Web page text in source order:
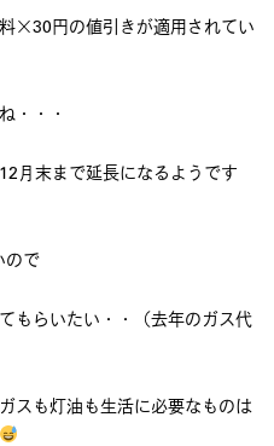
×30円の値引きが適用されてい
・・・
月末まで延長になるようです
ので
もらいたい・・（去年のガス代
スも灯油も生活に必要なものは